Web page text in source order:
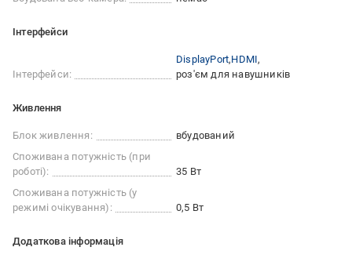
Інтерфейси
Інтерфейси:
DisplayPort HDMI
роз'єм для навушників
Живлення
Блок живлення:
вбудований
Споживана потужність (при
роботі):
35 Вт
Споживана потужність (у
режимі очікування):
0,5 Вт
Додаткова інформація